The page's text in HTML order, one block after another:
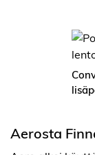
Aerosta